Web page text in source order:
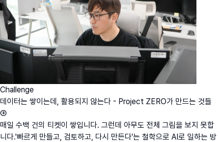
Challenge
데이터는 쌓이는데, 활용되지 않는다 - Project ZERO가 만드는 것들
③
매일 수백 건의 티켓이 쌓입니다. 그런데 아무도 전체 그림을 보지 못합
니다.'빠르게 만들고, 검토하고, 다시 만든다'는 철학으로 AI로 일하는 방